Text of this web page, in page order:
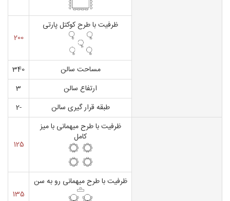
ظرفیت با طرح کوکتل پارتی
200
مساحت سالن
340
ارتفاع سالن
3
طبقه قرار گیری سالن
-2
ظرفیت با طرح میهمانی با میز
کامل
125
ظرفیت با طرح میهمانی رو به سن
135